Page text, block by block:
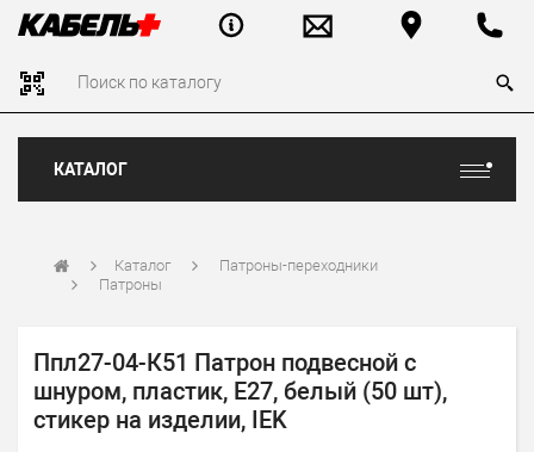
КАТАЛОГ
Каталог
Патроны-переходники
Патроны
Ппл27-04-К51 Патрон подвесной с
шнуром, пластик, Е27, белый (50 шт),
стикер на изделии, IEK